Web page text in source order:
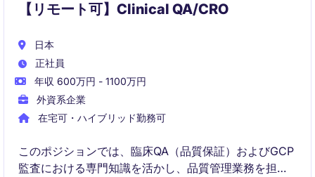
【リモート可】Clinical QA/CRO
日本
正社員
年収 600万円 - 1100万円
外資系企業
在宅可・ハイブリッド勤務可
このポジションでは、臨床QA（品質保証）およびGCP
監査における専門知識を活かし、品質管理業務を担当